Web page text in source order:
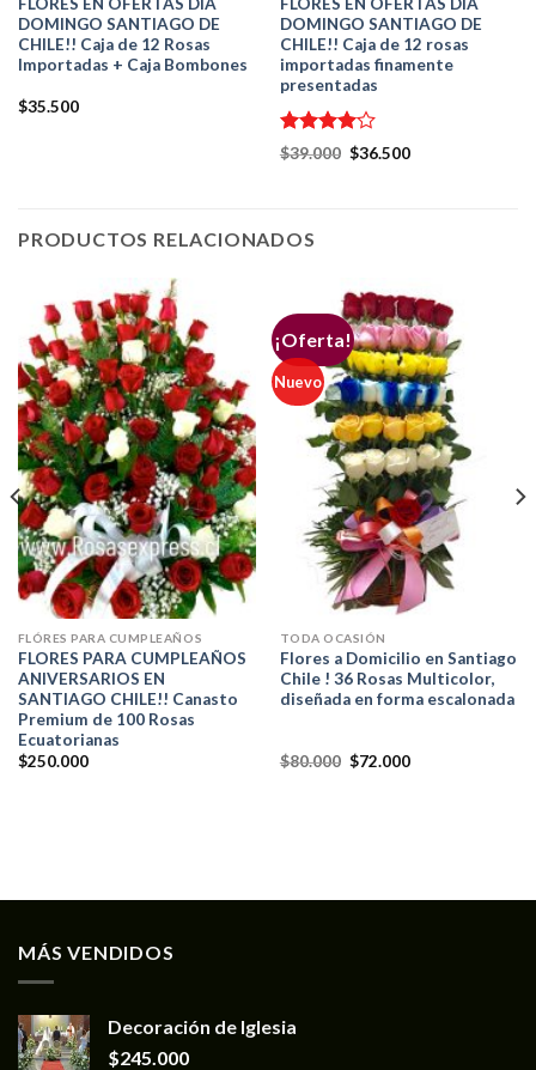
DOMINGO SANTIAGO DE
CHILE!! Caja de 12 Rosas
Importadas + Caja Bombones
$35.500
DOMINGO SANTIAGO DE
CHILE!! Caja de 12 rosas
importadas finamente
presentadas
Valorado
$39.000 $36.500
PRODUCTOS RELACIONADOS
FLÓRES PARA CUMPLEAÑOS
FLORES PARA CUMPLEAÑOS
ANIVERSARIOS EN
SANTIAGO CHILE!! Canasto
Premium de 100 Rosas
Ecuatorianas
$250.000
¡Oferta!
Nuevo
TODA OCASIÓN
Flores a Domicilio en Santiago
Chile ! 36 Rosas Multicolor,
diseñada en forma escalonada
$80.000 $72.000
MÁS VENDIDOS
Decoración de Iglesia
$245.000